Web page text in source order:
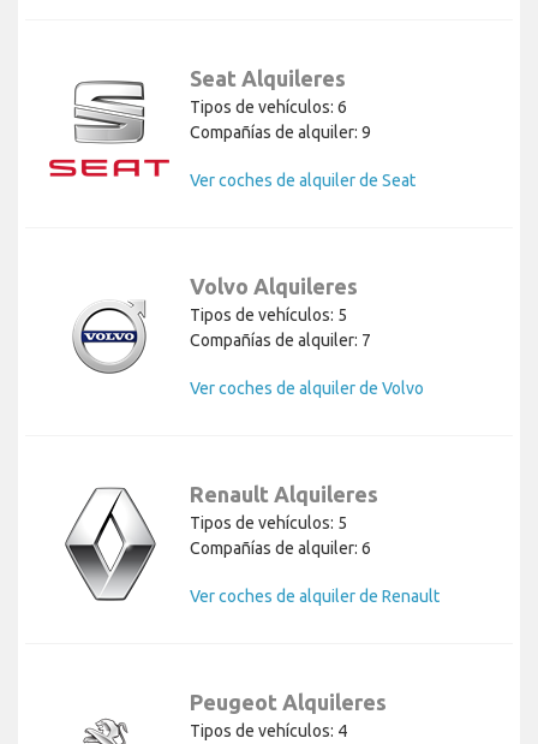
Seat Alquileres
Tipos de vehículos: 6
Compañías de alquiler: 9
Ver coches de alquiler de Seat
Volvo Alquileres
Tipos de vehículos: 5
Compañías de alquiler: 7
Ver coches de alquiler de Volvo
Renault Alquileres
Tipos de vehículos: 5
Compañías de alquiler: 6
Ver coches de alquiler de Renault
Peugeot Alquileres
Tipos de vehículos: 4